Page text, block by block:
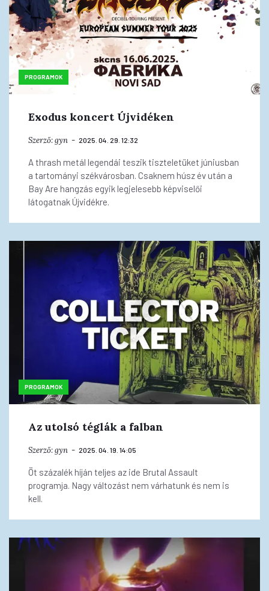
PROGRAMOK
Exodus koncert Újvidéken
Szerző:gyn 2025. 04. 29. 12:32
A thrash metál legendái teszik tiszteletüket júniusban
a tartományi székvárosban. Csaknem húsz év után a
Bay Are hangzás egyik legjelesebb képviselői
látogatnak Újvidékre.
PROGRAMOK
Az utolsó téglák a falban
Szerző:gyn 2025. 04. 19. 14:05
Öt százalék híján teljes az ide Brutal Assault
programja. Nagy változást nem várhatunk és nem is
kell.